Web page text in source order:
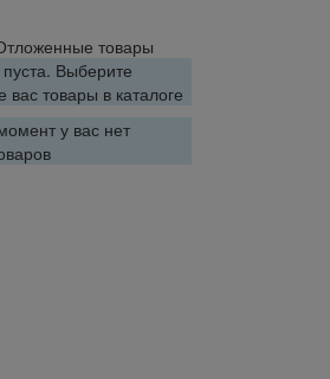
товары
Выберите
товары в каталоге
у вас нет